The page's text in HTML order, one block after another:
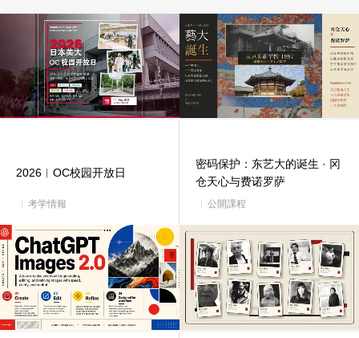
2026︱OC校园开放日
考学情報
密码保护：东艺大的诞生 · 冈
仓天心与费诺罗萨
公開課程